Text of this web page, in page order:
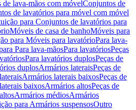
lava-mãos com móvelConjuntos de
de lavatórios para móvel com móvel
para Conjuntos de lavatórios para
Móveis de casa de banhoMóveis para
para Móveis para lavatórioPara lava-
Para lava-mãosPara lavatóriosPeças
Para lavatórios duplosPeças de
duplosArmários lateraisPeças de
Armários laterais baixosPeças de
baixosArmários altosPeças de
Armários médiosArmários
para Armários suspensosOutro